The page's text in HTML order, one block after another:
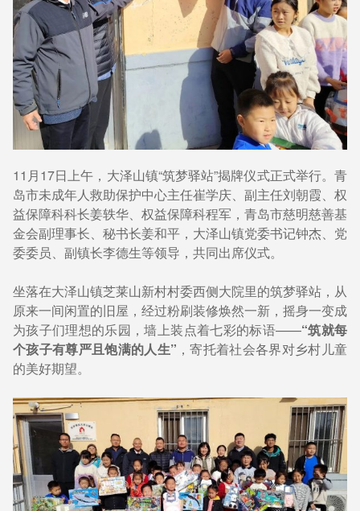
11月17日上午，大泽山镇“筑梦驿站”揭牌仪式正式举行。青
岛市未成年人救助保护中心主任崔学庆、副主任刘朝霞、权
益保障科科长姜轶华、权益保障科程军，青岛市慈明慈善基
金会副理事长、秘书长姜和平，大泽山镇党委书记钟杰、党
委委员、副镇长李德生等领导，共同出席仪式。
坐落在大泽山镇芝莱山新村村委西侧大院里的筑梦驿站，从
原来一间闲置的旧屋，经过粉刷装修焕然一新，摇身一变成
为孩子们理想的乐园，墙上装点着七彩的标语——“筑就每
个孩子有尊严且饱满的人生” ，寄托着社会各界对乡村儿童
的美好期望。